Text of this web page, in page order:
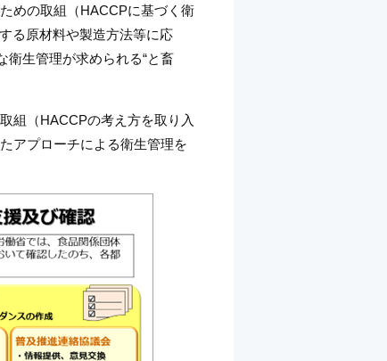
めの取組（HACCPに基づく衛
る原材料や製造方法等に応
衛生管理が求められる“と畜
組（HACCPの考え方を取り入
アプローチによる衛生管理を